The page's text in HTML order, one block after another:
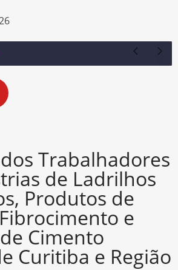
Trabalhadores
de Ladrilhos
Produtos de
e
Cimento
Curitiba e Região